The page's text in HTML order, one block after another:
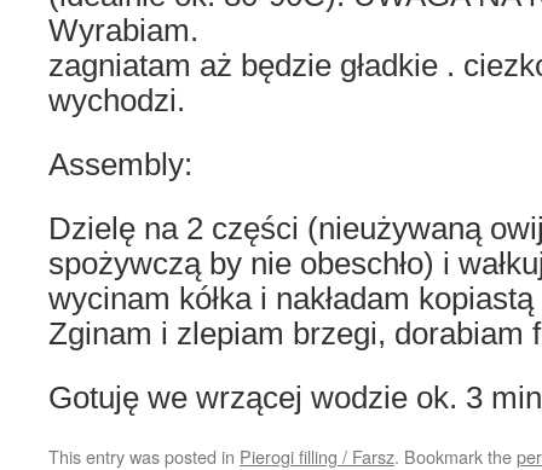
Wyrabiam.
zagniatam aż będzie gładkie .
wychodzi.
Assembly:
Dzielę na 2 części (nieużywaną
spożywczą by nie obeschło) i
wycinam kółka i nakładam
Zginam i zlepiam brzegi, dorabiam
Gotuję we wrzącej wodzie ok. 3
This entry was posted in Pierogi filling / Farsz. Bookmark the